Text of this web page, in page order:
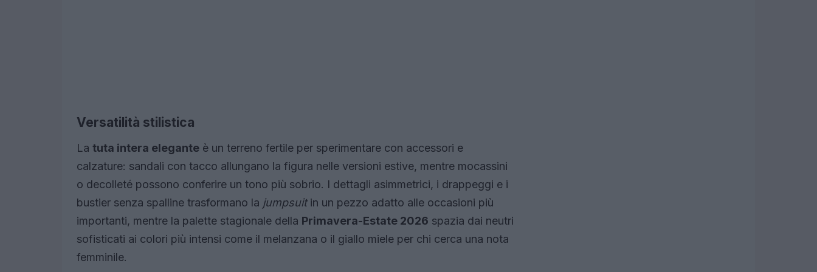
Versatilità stilistica
La tuta intera elegante è un terreno fertile per sperimentare con accessori e
calzature: sandali con tacco allungano la figura nelle versioni estive, mentre mocassini
o decolleté possono conferire un tono più sobrio. I dettagli asimmetrici, i drappeggi e i
bustier senza spalline trasformano la jumpsuitin un pezzo adatto alle occasioni più
importanti, mentre la palette stagionale della Primavera-Estate 2026 spazia dai neutri
sofisticati ai colori più intensi come il melanzana o il giallo miele per chi cerca una nota
femminile.